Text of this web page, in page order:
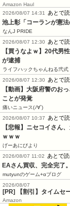
Amazon Haul
2026/08/07 14:31
あとで
池上彰「コーランが憲
なんJ PRIDE
2026/08/07 12:30
あとで
【買うなよｗ】20代男
が逮捕
ライフハックちゃんねる弐式
2026/08/07 12:30
あとで
【動画】大阪府警のお
ことが発覚
痛いニュース(ﾉ∀`)
2026/08/07 10:37
あとで
【悲報】ニセコイさん
ｗｗｗ
げーあにびより
2026/08/07 11:02
あとで
EAさん買収、完全完了
mutyunのゲーム+αブログ
2026/08/07
[PR] 【割引】タイムセ
Amazon